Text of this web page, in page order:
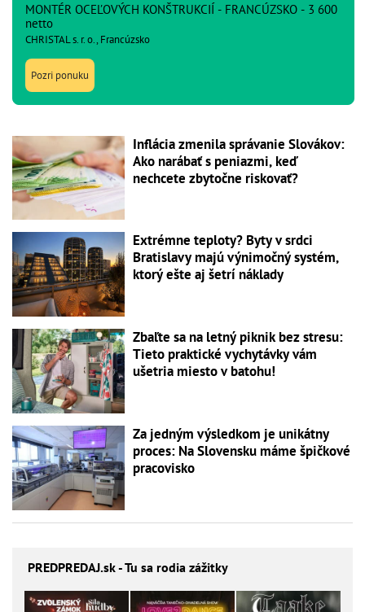
MONTÉR OCEĽOVÝCH KONŠTRUKCIÍ - FRANCÚZSKO - 3 600
netto
CHRISTAL s. r. o., Francúzsko
Pozri ponuku
Inflácia zmenila správanie Slovákov:
Ako narábať s peniazmi, keď
nechcete zbytočne riskovať?
Extrémne teploty? Byty v srdci
Bratislavy majú výnimočný systém,
ktorý ešte aj šetrí náklady
Zbaľte sa na letný piknik bez stresu:
Tieto praktické vychytávky vám
ušetria miesto v batohu!
Za jedným výsledkom je unikátny
proces: Na Slovensku máme špičkové
pracovisko
PREDPREDAJ.sk - Tu sa rodia zážitky